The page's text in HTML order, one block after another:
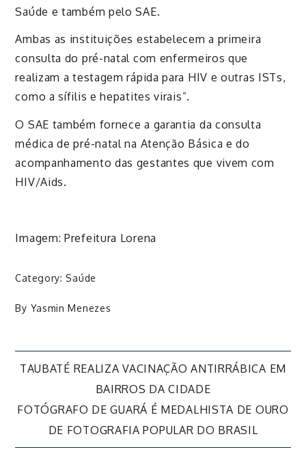
Saúde e também pelo SAE.
Ambas as instituições estabelecem a primeira
consulta do pré-natal com enfermeiros que
realizam a testagem rápida para HIV e outras ISTs,
como a sífilis e hepatites virais”.
O SAE também fornece a garantia da consulta
médica de pré-natal na Atenção Básica e do
acompanhamento das gestantes que vivem com
HIV/Aids.
Imagem: Prefeitura Lorena
Category: Saúde
By Yasmin Menezes
Navegação
de
Post
TAUBATÉ REALIZA VACINAÇÃO ANTIRRÁBICA EM
BAIRROS DA CIDADE
FOTÓGRAFO DE GUARÁ É MEDALHISTA DE OURO
DE FOTOGRAFIA POPULAR DO BRASIL